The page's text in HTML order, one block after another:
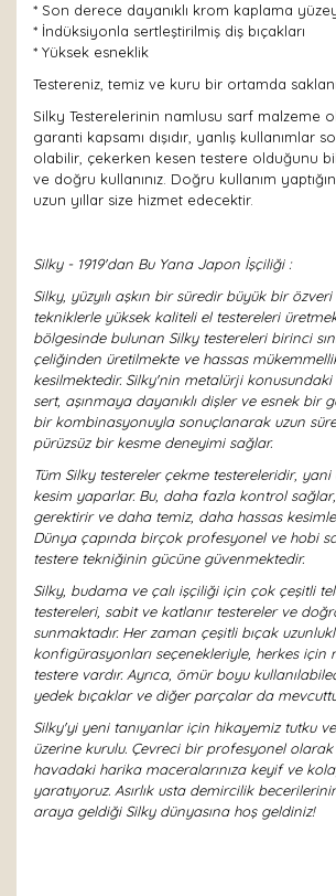
* Son derece dayanıklı krom kaplama
* İndüksiyonla sertleştirilmiş diş bıçakları
* Yüksek esneklik
Testereniz, temiz ve kuru bir ortamda
Silky Testerelerinin namlusu sarf malzeme
garanti kapsamı dışıdır, yanlış kullanımlar
olabilir, çekerken kesen testere olduğunu
ve doğru kullanınız. Doğru kullanım
uzun yıllar size hizmet edecektir.
Silky - 1919'dan Bu Yana Japon İşçiliği :
Silky, yüzyılı aşkın bir süredir büyük bir
tekniklerle yüksek kaliteli el testereleri
bölgesinde bulunan Silky testereleri birinci
çeliğinden üretilmekte ve hassas
kesilmektedir. Silky'nin metalürji konusundaki
sert, aşınmaya dayanıklı dişler ve esnek bir
bir kombinasyonuyla sonuçlanarak uzun
pürüzsüz bir kesme deneyimi sağlar.
Tüm Silky testereler çekme testereleridir,
kesim yaparlar. Bu, daha fazla kontrol
gerektirir ve daha temiz, daha hassas
Dünya çapında birçok profesyonel ve hobi
testere tekniğinin gücüne güvenmektedir.
Silky, budama ve çalı işçiliği için çok çeşitli
testereleri, sabit ve katlanır testereler ve
sunmaktadır. Her zaman çeşitli bıçak
konfigürasyonları seçenekleriyle, herkes için
testere vardır. Ayrıca, ömür boyu
yedek bıçaklar ve diğer parçalar da
Silky'yi yeni tanıyanlar için hikayemiz tutku
üzerine kurulu. Çevreci bir profesyonel olarak
havadaki harika maceralarınıza keyif ve
yaratıyoruz. Asırlık usta demircilik
araya geldiği Silky dünyasına hoş geldiniz!